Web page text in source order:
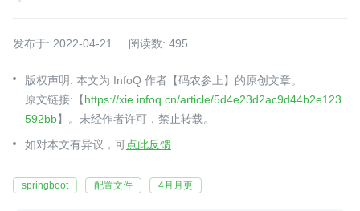
发布于: 2022-04-21 阅读数: 495
版权声明: 本文为 InfoQ 作者【码农参上】的原创文章。
原文链接:【https://xie.infoq.cn/article/5d4e23d2ac9d44b2e123
592bb】。未经作者许可，禁止转载。
如对本文有异议，可点此反馈
springboot 配置文件 4月月更